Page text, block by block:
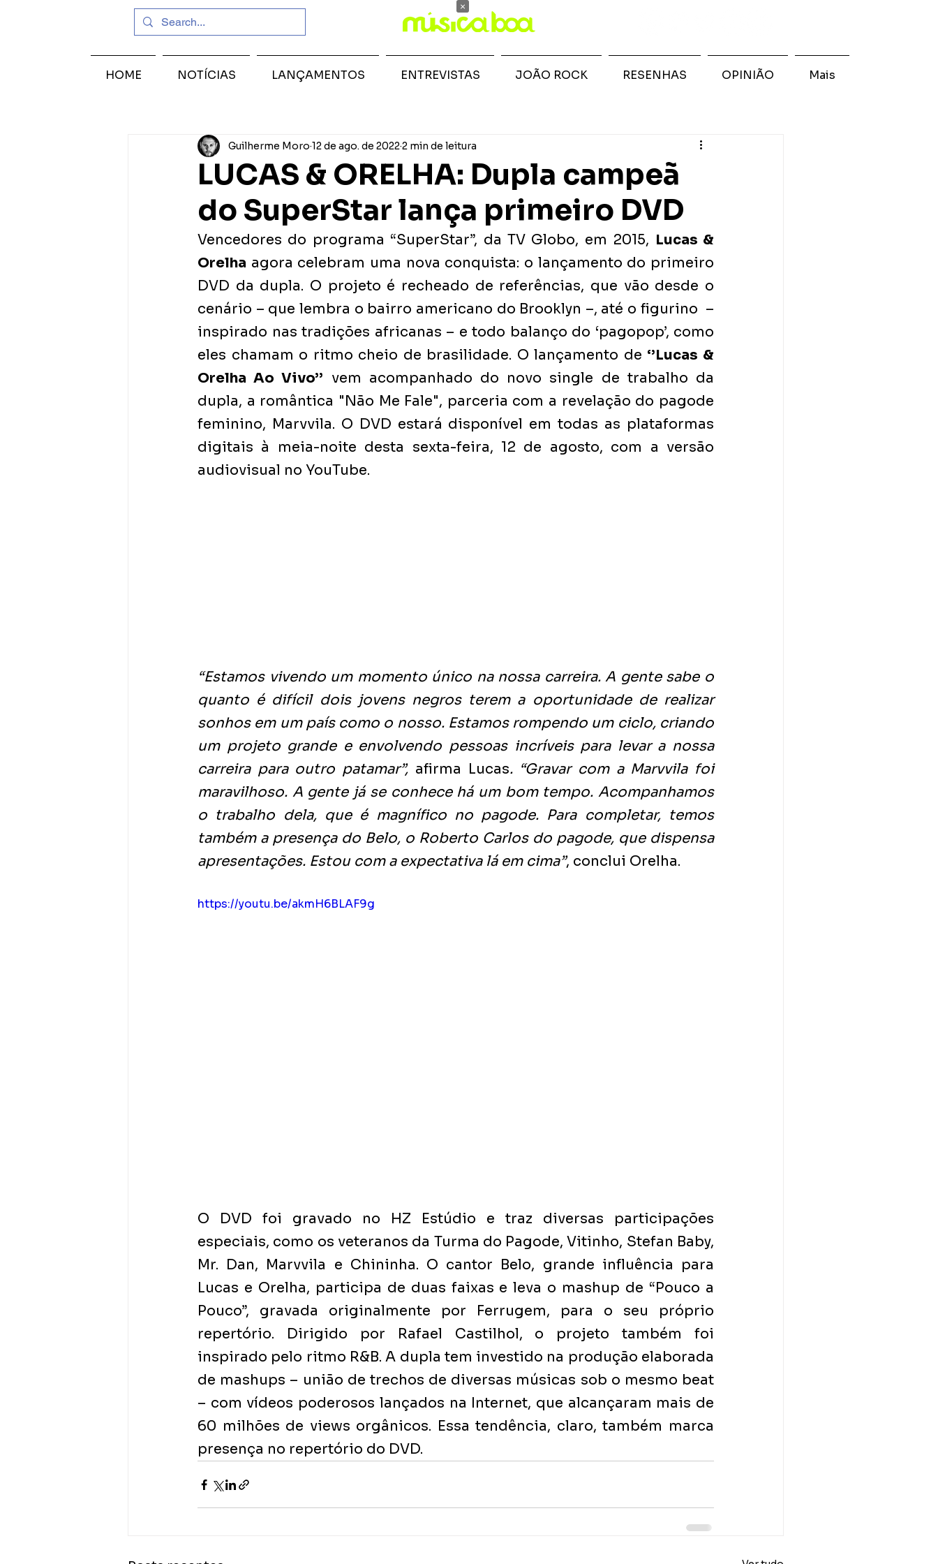
LUCAS & ORELHA: Dupla campeã
do SuperStar lança primeiro DVD
Guilherme Moro 12 de ago. de 2022 2 min de leitura
Vencedores do programa “SuperStar”, da TV Globo, em 2015, Lucas &
Orelha agora celebram uma nova conquista: o lançamento do primeiro
DVD da dupla. O projeto é recheado de referências, que vão desde o
cenário – que lembra o bairro americano do Brooklyn –, até o figurino  –
inspirado nas tradições africanas – e todo balanço do ‘pagopop’, como
eles chamam o ritmo cheio de brasilidade. O lançamento de ‘’Lucas &
Orelha Ao Vivo’’ vem acompanhado do novo single de trabalho da
dupla, a romântica "Não Me Fale", parceria com a revelação do pagode
feminino, Marvvila. O DVD estará disponível em todas as plataformas
digitais à meia-noite desta sexta-feira, 12 de agosto, com a versão
audiovisual no YouTube.
“Estamos vivendo um momento único na nossa carreira. A gente sabe o
quanto é difícil dois jovens negros terem a oportunidade de realizar
sonhos em um país como o nosso. Estamos rompendo um ciclo, criando
um projeto grande e envolvendo pessoas incríveis para levar a nossa
carreira para outro patamar”, afirma Lucas. “Gravar com a Marvvila foi
maravilhoso. A gente já se conhece há um bom tempo. Acompanhamos
o trabalho dela, que é magnífico no pagode. Para completar, temos
também a presença do Belo, o Roberto Carlos do pagode, que dispensa
apresentações. Estou com a expectativa lá em cima”, conclui Orelha.
https://youtu.be/akmH6BLAF9g
O DVD foi gravado no HZ Estúdio e traz diversas participações
especiais, como os veteranos da Turma do Pagode, Vitinho, Stefan Baby,
Mr. Dan, Marvvila e Chininha. O cantor Belo, grande influência para
Lucas e Orelha, participa de duas faixas e leva o mashup de “Pouco a
Pouco”, gravada originalmente por Ferrugem, para o seu próprio
repertório. Dirigido por Rafael Castilhol, o projeto também foi
inspirado pelo ritmo R&B. A dupla tem investido na produção elaborada
de mashups – união de trechos de diversas músicas sob o mesmo beat
– com vídeos poderosos lançados na Internet, que alcançaram mais de
60 milhões de views orgânicos. Essa tendência, claro, também marca
presença no repertório do DVD.
HOME NOTÍCIAS LANÇAMENTOS ENTREVISTAS JOÃO ROCK RESENHAS OPINIÃO Mais
×